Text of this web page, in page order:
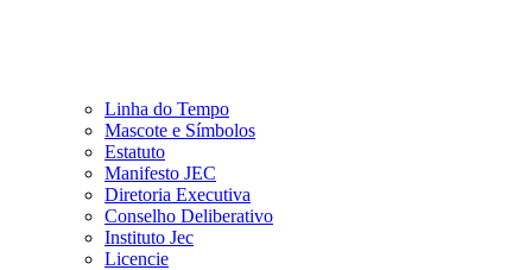
Linha do Tempo
Mascote e Símbolos
Estatuto
Manifesto JEC
Diretoria Executiva
Conselho Deliberativo
Instituto Jec
Licencie